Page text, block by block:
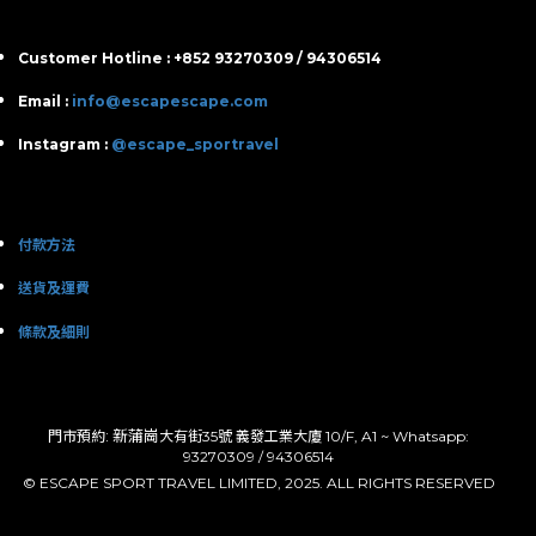
Customer Hotline : +852 93270309 / 94306514
Email : info@escapescape.com
Instagram : @escape_sportravel
付款方法
送貨及運費
條款及細則
門市預約: 新蒲崗大有街35號 義發工業大廈 10/F, A1 ~ Whatsapp:
93270309 / 94306514
© ESCAPE SPORT TRAVEL LIMITED, 2025. ALL RIGHTS RESERVED